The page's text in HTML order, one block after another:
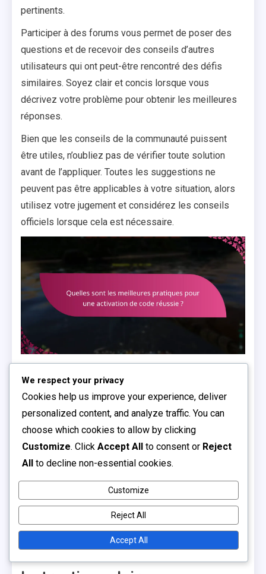
pertinents.
Participer à des forums vous permet de poser des
questions et de recevoir des conseils d’autres
utilisateurs qui ont peut-être rencontré des défis
similaires. Soyez clair et concis lorsque vous
décrivez votre problème pour obtenir les meilleures
réponses.
Bien que les conseils de la communauté puissent
être utiles, n’oubliez pas de vérifier toute solution
avant de l’appliquer. Toutes les suggestions ne
peuvent pas être applicables à votre situation, alors
utilisez votre jugement et considérez les conseils
officiels lorsque cela est nécessaire.
Quelles sont les
meilleures pratiques pour
une activation de code
réussie ?
Une activation de code réussie nécessite de suivre
des meilleures pratiques spécifiques pour garantir un
processus fluide. Respecter ces directives peut
minimiser les erreurs et améliorer la sécurité lors de
l’activation.
We respect your privacy
Cookies help us improve your experience, deliver
personalized content, and analyze traffic. You can
choose which cookies to allow by clicking
Customize. Click Accept All to consent or Reject
All to decline non-essential cookies.
Customize
Reject All
Accept All